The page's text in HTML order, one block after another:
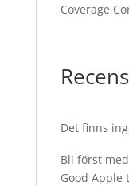
Coverage
Det finns
Bli först
Good Apple